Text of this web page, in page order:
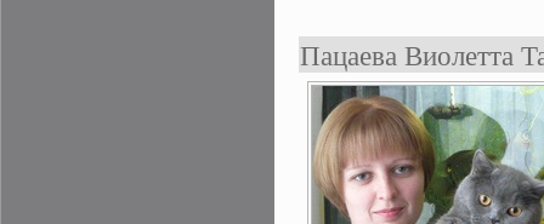
Пацаева Виолетта